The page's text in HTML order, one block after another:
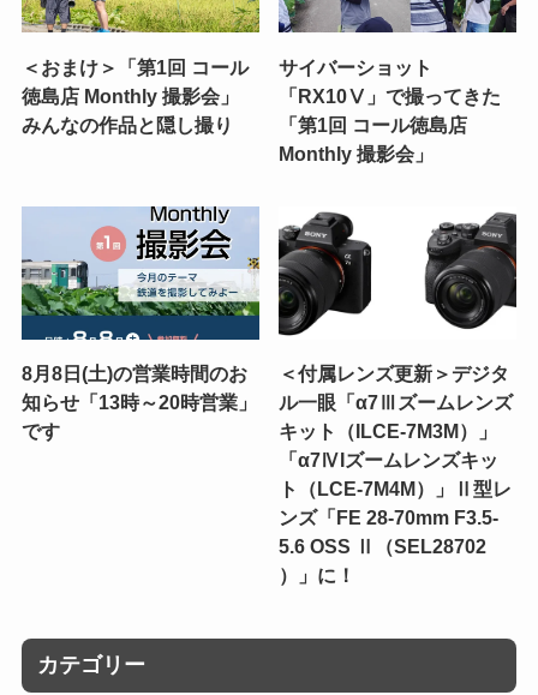
＜おまけ＞「第1回 コール
徳島店 Monthly 撮影会」
みんなの作品と隠し撮り
サイバーショット
「RX10Ⅴ」で撮ってきた
「第1回 コール徳島店
Monthly 撮影会」
8月8日(土)の営業時間のお
知らせ「13時～20時営業」
です
＜付属レンズ更新＞デジタ
ル一眼「α7Ⅲズームレンズ
キット（ILCE-7M3M）」
「α7ⅣIズームレンズキッ
ト（LCE-7M4M）」Ⅱ型レ
ンズ「FE 28-70mm F3.5-
5.6 OSS Ⅱ（SEL28702
）」に！
カテゴリー